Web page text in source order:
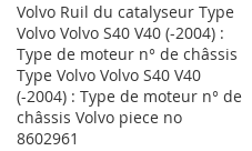
Volvo Ruil du catalyseur Type
Volvo Volvo S40 V40 (-2004) :
Type de moteur n° de châssis
Type Volvo Volvo S40 V40
(-2004) : Type de moteur n° de
châssis Volvo piece no
8602961